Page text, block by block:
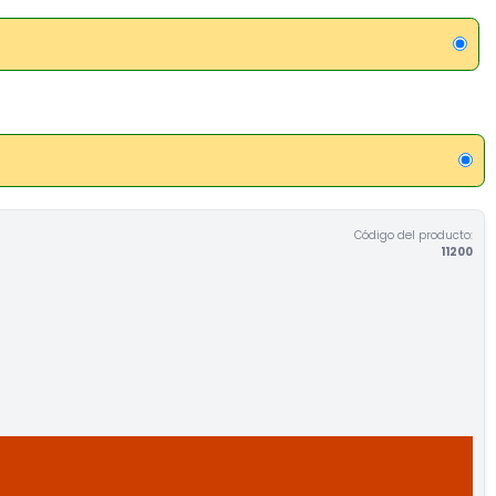
Código del producto:
11200